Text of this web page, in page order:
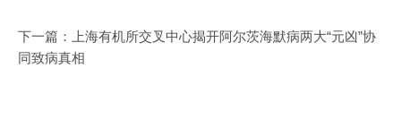
下一篇： 上海有机所交叉中心揭开阿尔茨海默病两大“元凶”协
同致病真相